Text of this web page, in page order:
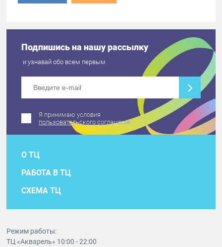
Подпишись на нашу рассылку
и узнавай обо всем первым
Я принимаю условия
пользовательского соглашения
О ТЦ
РАБОТА В ТЦ
СХЕМА ТЦ
Режим работы:
ТЦ «Акварель» 10:00 - 22:00